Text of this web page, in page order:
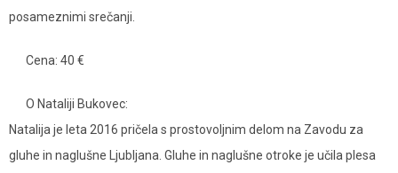
posameznimi srečanji.
Cena: 40 €
O Nataliji Bukovec:
Natalija je leta 2016 pričela s prostovoljnim delom na Zavodu za
gluhe in naglušne Ljubljana. Gluhe in naglušne otroke je učila plesa